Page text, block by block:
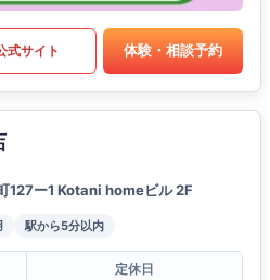
式サイト 体験・相談予約
127ー1 Kotani homeビル 2F
駅から5分以内
定休日